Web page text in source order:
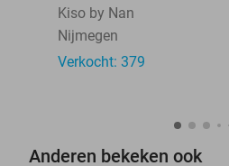
Kiso by Nan
Nijmegen
Verkocht: 379
Anderen bekeken ook